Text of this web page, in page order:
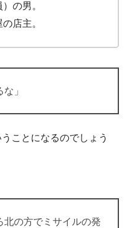
の男。
店主。
」
ことになるのでしょう
北の方でミサイルの発